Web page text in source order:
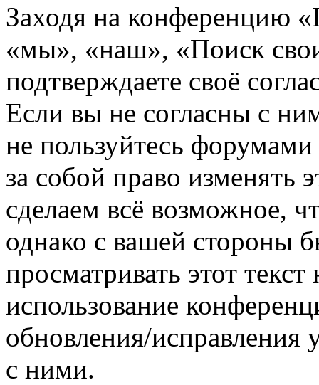
Заходя на конференцию
«мы», «наш», «Поиск
подтверждаете своё
Если вы не согласны с
не пользуйтесь
за собой право изменять
сделаем всё возможное,
однако с вашей стороны
просматривать этот
использование
обновления/исправления
с ними.